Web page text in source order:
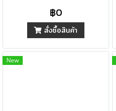
฿0
สั่งซื้อสินค้า
New